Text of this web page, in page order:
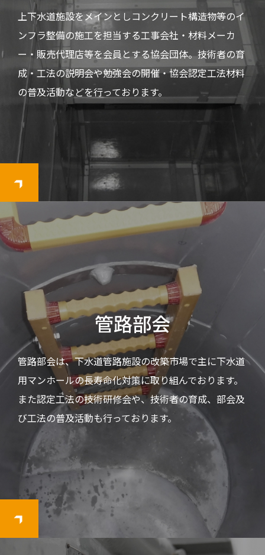
上下水道施設をメインとしコンクリート構造物等のイ
ンフラ整備の施工を担当する工事会社・材料メーカ
ー・販売代理店等を会員とする協会団体。技術者の育
成・工法の説明会や勉強会の開催・協会認定工法材料
の普及活動などを行っております。
管路部会
管路部会は、下水道管路施設の改築市場で主に下水道
用マンホールの長寿命化対策に取り組んでおります。
また認定工法の技術研修会や、技術者の育成、部会及
び工法の普及活動も行っております。